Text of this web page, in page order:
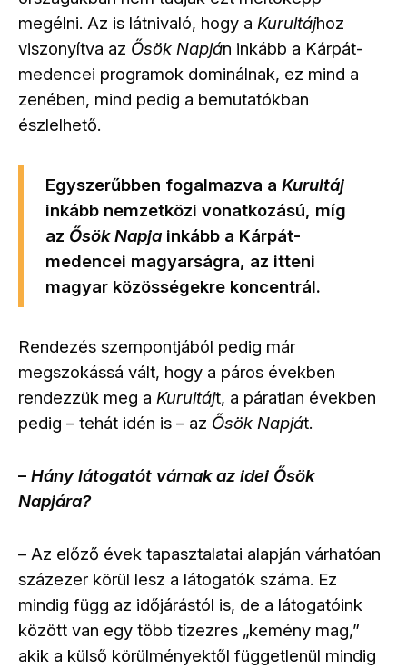
megélni. Az is látnivaló, hogy a Kurultájhoz
viszonyítva az Ősök Napján inkább a Kárpát-
medencei programok dominálnak, ez mind a
zenében, mind pedig a bemutatókban
észlelhető.
Egyszerűbben fogalmazva a Kurultáj
inkább nemzetközi vonatkozású, míg
az Ősök Napja inkább a Kárpát-
medencei magyarságra, az itteni
magyar közösségekre koncentrál.
Rendezés szempontjából pedig már
megszokássá vált, hogy a páros években
rendezzük meg a Kurultájt, a páratlan években
pedig – tehát idén is – az Ősök Napját.
– Hány látogatót várnak az idei Ősök
Napjára?
– Az előző évek tapasztalatai alapján várhatóan
százezer körül lesz a látogatók száma. Ez
mindig függ az időjárástól is, de a látogatóink
között van egy több tízezres „kemény mag,”
akik a külső körülményektől függetlenül mindig